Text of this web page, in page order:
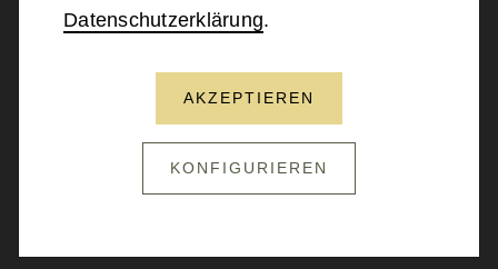
Kontakt
NACH OBEN SCROLLEN
Datenschutzerklärung.
AKZEPTIEREN
KONFIGURIEREN